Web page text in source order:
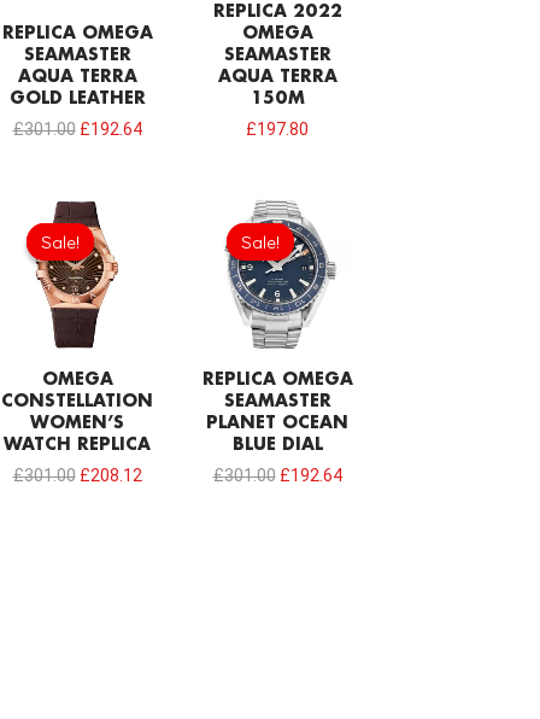
REPLICA OMEGA
SEAMASTER
AQUA TERRA
GOLD LEATHER
£301.00 £192.64
REPLICA 2022
OMEGA
SEAMASTER
AQUA TERRA
150M
£197.80
Sale!
Sale!
OMEGA
CONSTELLATION
WOMEN’S
WATCH REPLICA
£301.00
Original
price
was:
£301.00.
£208.12
Sale!
Sale!
REPLICA OMEGA
SEAMASTER
PLANET OCEAN
BLUE DIAL
£301.00
Original
price
was:
£301.00.
£192.64